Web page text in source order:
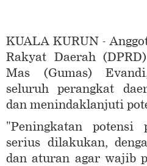
KUALA KURUN -
Rakyat Daerah
Mas (Gumas)
seluruh perangkat
dan menindaklanjuti
"Peningkatan potensi
serius dilakukan,
dan aturan agar wajib